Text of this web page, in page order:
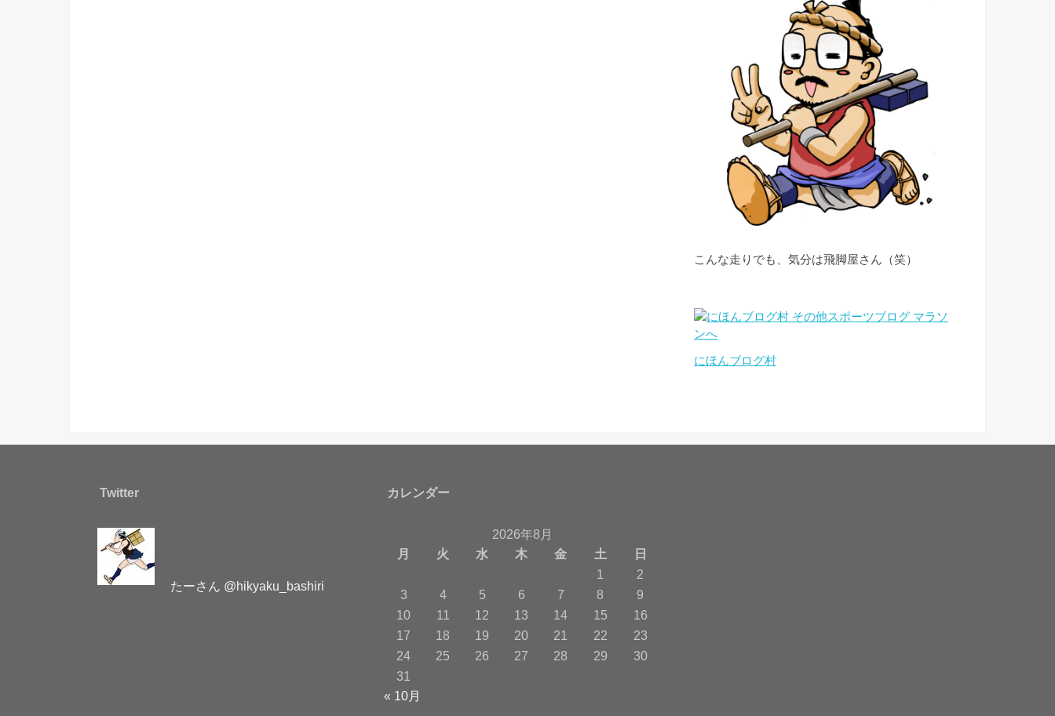
こんな走りでも、気分は飛脚屋さん（笑）
にほんブログ村
Twitter
たーさん @hikyaku_bashiri
カレンダー
2026年8月
月
火 水 木 金 土
日
1
2
3
4 5 6 7 8
9
10
11 12 13 14 15
16
17
18 19 20 21 22
23
24
25 26 27 28 29
30
31
« 10月